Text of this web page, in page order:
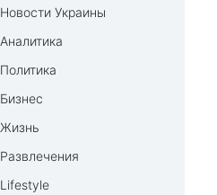
Новости Украины
Аналитика
Политика
Бизнес
Жизнь
Развлечения
Lifestyle